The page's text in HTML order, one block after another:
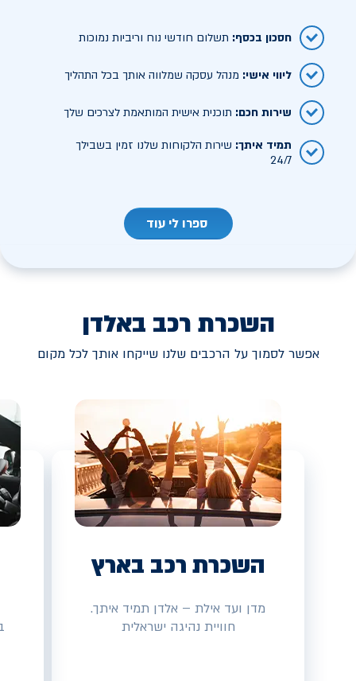
חסכון בכסף: תשלום חודשי נוח וריביות נמוכות
ליווי אישי: מנהל עסקה שמלווה אותך בכל התהליך
שירות חכם: תוכנית אישית המותאמת לצרכים שלך
תמיד איתך: שירות הלקוחות שלנו זמין בשבילך
24/7
ספרו לי עוד
השכרת רכב באלדן
אפשר לסמוך על הרכבים שלנו שייקחו אותך לכל מקום
השכרת רכב בארץ
מדן ועד אילת – אלדן תמיד איתך.
חוויית נהיגה ישראלית